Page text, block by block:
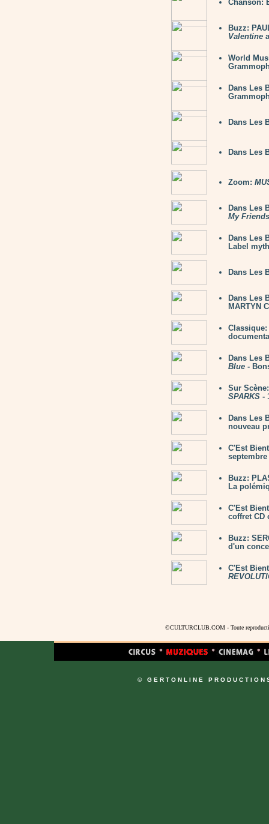
Chanson:
Buzz:
Valentine
World
Dans Les
Dans Les
Dans Les
Zoom:
Dans Les
My Friends
Dans Les
Label
Dans Les
Dans Les
MARTYN
Dans Les
Blue -
Sur
SPARKS -
Dans Les
nouveau
C'Est
septembre
Buzz:
La
C'Est
coffret CD
Buzz:
d'un
C'Est
©CULTURCLUB.COM - Toute
© GERTONLINE